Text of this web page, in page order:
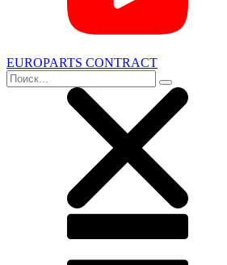
EUROPARTS CONTRACT